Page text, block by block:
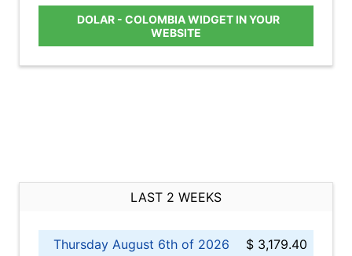
DOLAR - COLOMBIA WIDGET IN YOUR
WEBSITE
LAST 2 WEEKS
Thursday August 6th of 2026
$ 3,179.40